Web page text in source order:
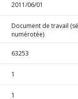
2011/06/01
Document de travail
numérotée)
63253
1
1